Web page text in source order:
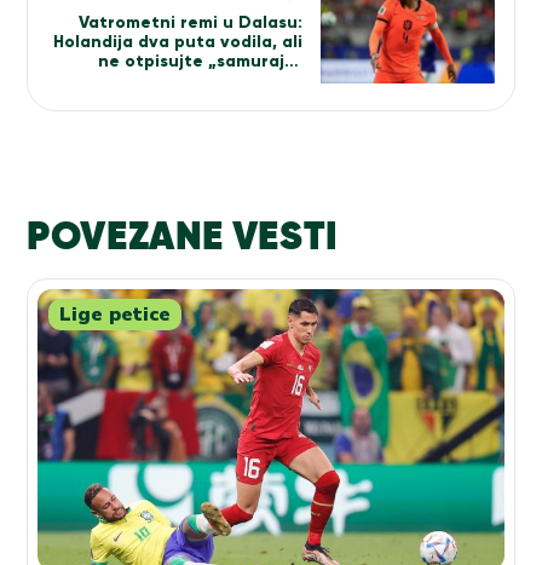
Vatrometni remi u Dalasu:
Holandija dva puta vodila, ali
ne otpisujte „samuraje“
POVEZANE VESTI
Lige petice